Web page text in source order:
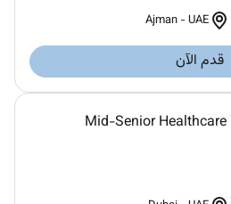
Ajman -UAE
قدم الآن
Mid-Senior